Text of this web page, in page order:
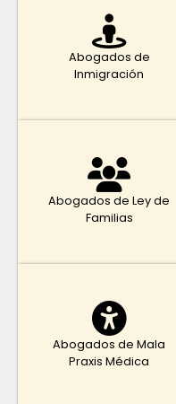
Abogados de
Inmigración
Abogados de Ley de
Familias
Abogados de Mala
Praxis Médica